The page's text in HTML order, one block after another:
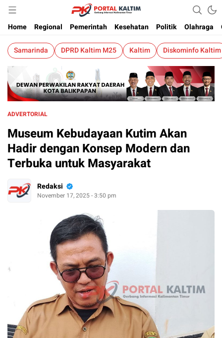
Portalkaltim.com
Berita Kaltim Terkini
Home
Regional Pemerintah Kesehatan Politik Olahraga
Samarinda DPRD Kaltim M25 Kaltim Diskominfo Kaltim
ADVERTORIAL
Museum Kebudayaan Kutim Akan
Hadir dengan Konsep Modern dan
Terbuka untuk Masyarakat
Redaksi
November 17, 2025 - 3:50 pm